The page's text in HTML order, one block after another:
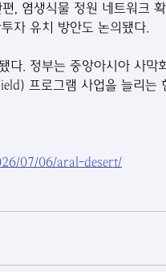
, 염생식물 정원 네트워크
자 유치 방안도 논의됐다.
다. 정부는 중앙아시아 사
프로그램 사업을 늘리
07/06/aral-desert/